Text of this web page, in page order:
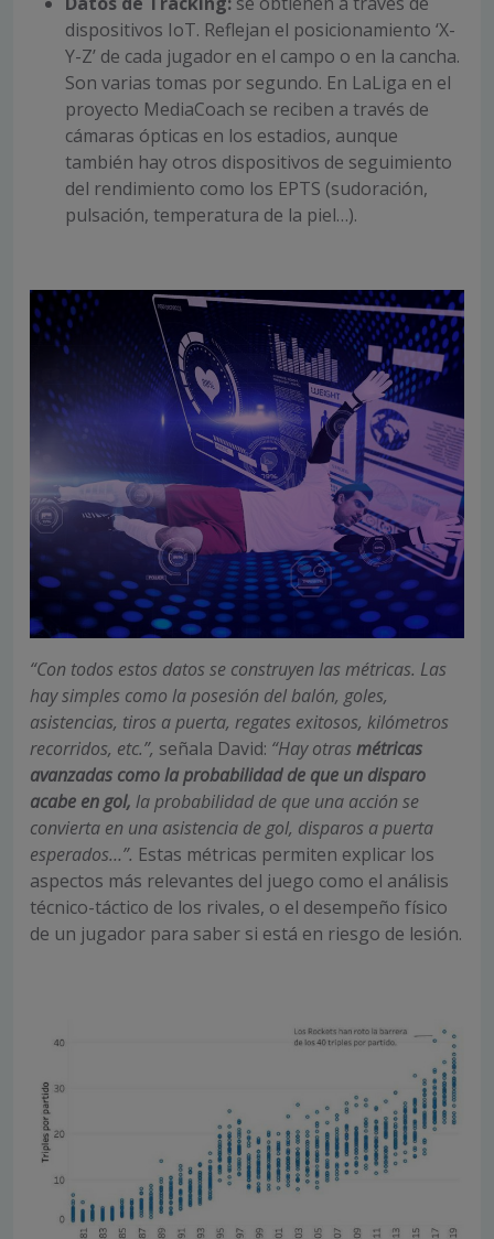
dispositivos IoT. Reflejan el posicionamiento ‘X-
Y-Z’ de cada jugador en el campo o en la cancha.
Son varias tomas por segundo. En LaLiga en el
proyecto MediaCoach se reciben a través de
cámaras ópticas en los estadios, aunque
también hay otros dispositivos de seguimiento
del rendimiento como los EPTS (sudoración,
pulsación, temperatura de la piel…).
“Con todos estos datos se construyen las métricas. Las
hay simples como la posesión del balón, goles,
asistencias, tiros a puerta, regates exitosos, kilómetros
recorridos, etc.”, señala David: “Hay otras métricas
avanzadas como la probabilidad de que un disparo
acabe en gol, la probabilidad de que una acción se
convierta en una asistencia de gol, disparos a puerta
esperados…”. Estas métricas permiten explicar los
aspectos más relevantes del juego como el análisis
técnico-táctico de los rivales, o el desempeño físico
de un jugador para saber si está en riesgo de lesión.